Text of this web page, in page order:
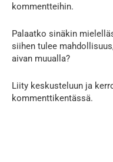
kommentteihin.
Palaatko sinäkin
siihen tulee
aivan muualla?
Liity keskusteluun ja
kommenttikentässä.